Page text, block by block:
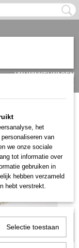
UW WINKELWAGEN
(0)
>
met u op.
het
van
we onze sociale
tot informatie over
gebruiken in
hebben verzameld
hebt verstrekt.
Selectie toestaan